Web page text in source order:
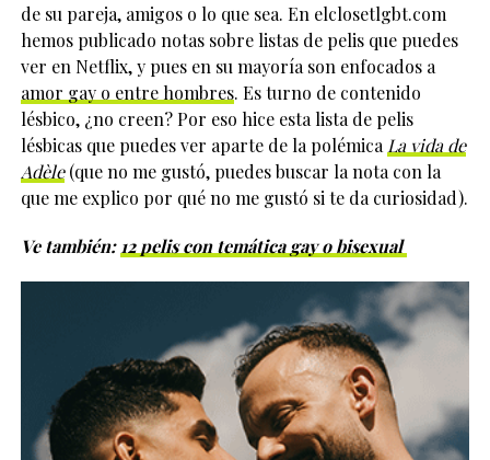
de su pareja, amigos o lo que sea. En elclosetlgbt.com
hemos publicado notas sobre listas de pelis que puedes
ver en Netflix, y pues en su mayoría son enfocados a
amor gay o entre hombres. Es turno de contenido
lésbico, ¿no creen? Por eso hice esta lista de pelis
lésbicas que puedes ver aparte de la polémica La vida de
Adèle(que no me gustó, puedes buscar la nota con la
que me explico por qué no me gustó si te da curiosidad).
Ve también: 12 pelis con temática gay o bisexual